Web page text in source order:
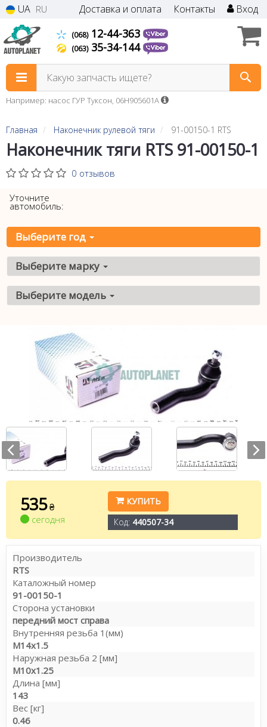
UA RU Доставка и оплата Контакты Вход
(068)12-44-363
(063)35-34-144
Какую запчасть ищете?
Например: насос ГУР Туксон, 06H905601A
Главная Наконечник рулевой тяги 91-00150-1 RTS
Наконечник тяги RTS 91-00150-1
0 отзывов
Уточните
автомобиль:
Выберите год
Выберите марку
Выберите модель
535 ₴
сегодня
КУПИТЬ
Код: 440507-34
Производитель
RTS
Каталожный номер
91-00150-1
Сторона установки
передний мост справа
Внутренняя резьба 1(мм)
M14x1.5
Наружная резьба 2 [мм]
M10x1.25
Длина [мм]
143
Вес [кг]
0.46